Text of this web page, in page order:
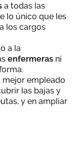
a todas las
lo único que les
los cargos
a la
enfermeras ni
mejor empleado
las bajas y
y en ampliar